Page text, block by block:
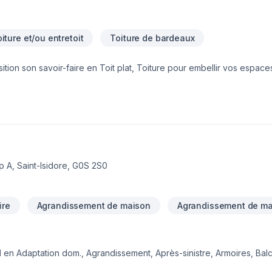
et/ou entretoit Toiture de bardeaux
son savoir-faire en Toit plat, Toiture pour embellir vos
qui a à cœur votre satisfaction. Notre engagement est
A, Saint-Isidore, G0S 2S0
Agrandissement de maison Agrandissement de
Adaptation dom., Agrandissement, Après-sinistre, Armoires,